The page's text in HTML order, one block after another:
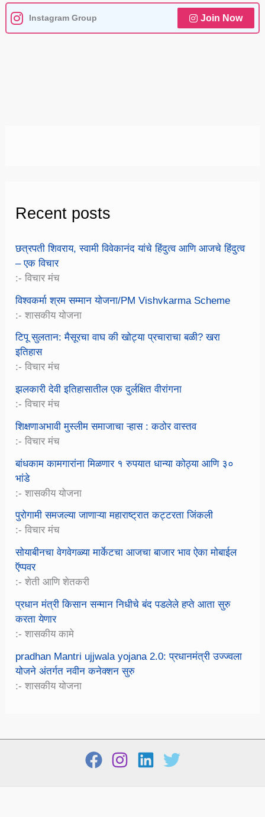
Instagram Group Join Now
Recent posts
छत्रपती शिवराय, स्वामी विवेकानंद यांचे हिंदुत्व आणि आजचे हिंदुत्व
– एक विचार
:- विचार मंच
विश्वकर्मा श्रम सम्मान योजना/PM Vishvkarma Scheme
:- शासकीय योजना
टिपू सुलतान: मैसूरचा वाघ की खोट्या प्रचाराचा बळी? खरा
इतिहास
:- विचार मंच
झलकारी देवी इतिहासातील एक दुर्लक्षित वीरांगना
:- विचार मंच
शिक्षणाअभावी मुस्लीम समाजाचा ऱ्हास : कठोर वास्तव
:- विचार मंच
बांधकाम कामगारांना मिळणार १ रुपयात धान्या कोठ्या आणि ३०
भांडे
:- शासकीय योजना
पुरोगामी समजल्या जाणाऱ्या महाराष्ट्रात कट्टरता जिंकली
:- विचार मंच
सोयाबीनचा वेगवेगळ्या मार्केटचा आजचा बाजार भाव ऐका मोबाईल
ऍप्पवर
:- शेती आणि शेतकरी
प्रधान मंत्री किसान सन्मान निधीचे बंद पडलेले हप्ते आता सुरु
करता येणार
:- शासकीय कामे
pradhan Mantri ujjwala yojana 2.0: प्रधानमंत्री उज्ज्वला
योजने अंतर्गत नवीन कनेक्शन सुरु
:- शासकीय योजना